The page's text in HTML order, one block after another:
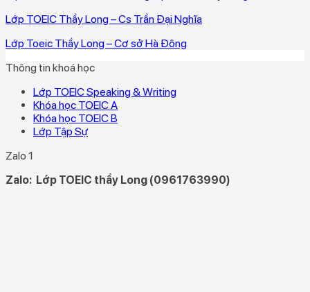
Lớp TOEIC Thầy Long – Cs Trần Đại Nghĩa
Lớp Toeic Thầy Long – Cơ sở Hà Đông
Thông tin khoá học
Lớp TOEIC Speaking & Writing
Khóa học TOEIC A
Khóa học TOEIC B
Lớp Tập Sự
Zalo 1
Zalo: Lớp TOEIC thầy Long (0961763990)